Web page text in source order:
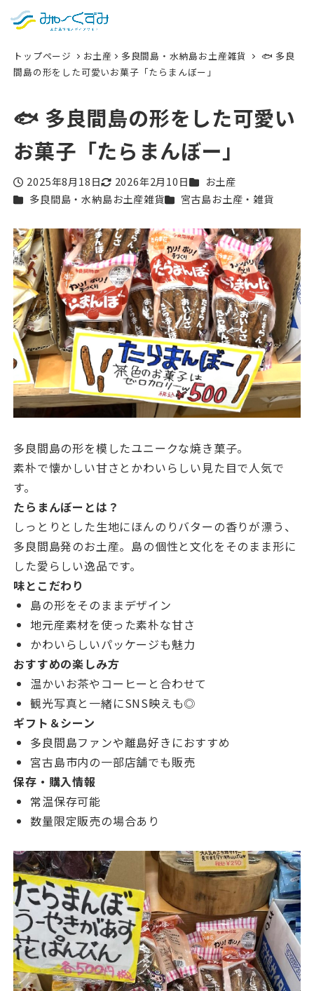
한국어
検索
トップページ お土産 多良間島・水納島お土産雑貨
🐟 多良
間島の形をした可愛いお菓子「たらまんぼー」
🐟 多良間島の形をした可愛い
お菓子「たらまんぼー」
投稿日
2025年8月18日
更新日
2026年2月10日カテゴリー
お土産
カテゴリー
多良間島・水納島お土産雑貨カテゴリー
宮古島お土産・雑貨
多良間島の形を模したユニークな焼き菓子。
素朴で懐かしい甘さとかわいらしい見た目で人気で
す。
たらまんぼーとは？
しっとりとした生地にほんのりバターの香りが漂う、
多良間島発のお土産。島の個性と文化をそのまま形に
した愛らしい逸品です。
味とこだわり
島の形をそのままデザイン
地元産素材を使った素朴な甘さ
かわいらしいパッケージも魅力
おすすめの楽しみ方
温かいお茶やコーヒーと合わせて
観光写真と一緒にSNS映えも◎
ギフト＆シーン
多良間島ファンや離島好きにおすすめ
宮古島市内の一部店舗でも販売
保存・購入情報
常温保存可能
数量限定販売の場合あり